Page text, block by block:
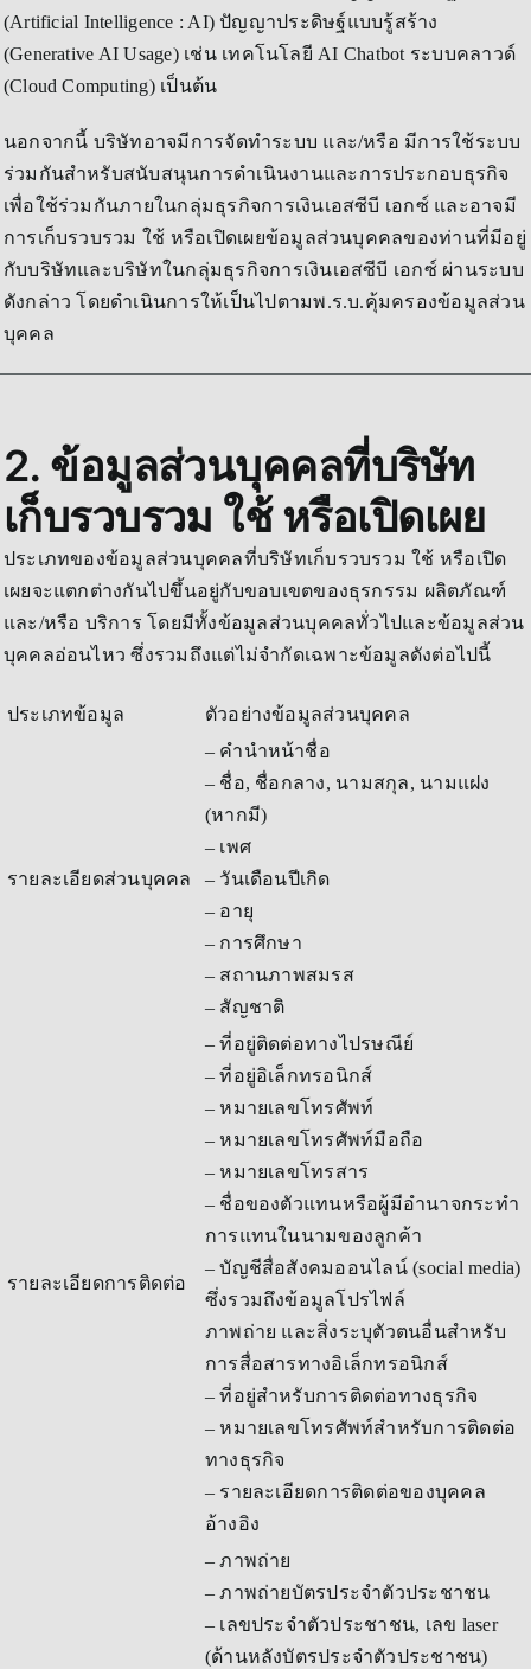
(Artificial Intelligence : AI) ปัญญาประดิษฐ์แบบรู้สร้าง
(Generative AI Usage) เช่น เทคโนโลยี AI Chatbot ระบบคลาวด์
(Cloud Computing) เป็นต้น
นอกจากนี้ บริษัทอาจมีการจัดทำระบบ และ/หรือ มีการใช้ระบบ
ร่วมกันสำหรับสนับสนุนการดำเนินงานและการประกอบธุรกิจ
เพื่อใช้ร่วมกันภายในกลุ่มธุรกิจการเงินเอสซีบี เอกซ์ และอาจมี
การเก็บรวบรวม ใช้ หรือเปิดเผยข้อมูลส่วนบุคคลของท่านที่มีอยู่
กับบริษัทและบริษัทในกลุ่มธุรกิจการเงินเอสซีบี เอกซ์ ผ่านระบบ
ดังกล่าว โดยดำเนินการให้เป็นไปตามพ.ร.บ.คุ้มครองข้อมูลส่วน
บุคคล
2. ข้อมูลส่วนบุคคลที่บริษัท
เก็บรวบรวม ใช้ หรือเปิดเผย
ประเภทของข้อมูลส่วนบุคคลที่บริษัทเก็บรวบรวม ใช้ หรือเปิด
เผยจะแตกต่างกันไปขึ้นอยู่กับขอบเขตของธุรกรรม ผลิตภัณฑ์
และ/หรือ บริการ โดยมีทั้งข้อมูลส่วนบุคคลทั่วไปและข้อมูลส่วน
บุคคลอ่อนไหว ซึ่งรวมถึงแต่ไม่จำกัดเฉพาะข้อมูลดังต่อไปนี้
ประเภทข้อมูล ตัวอย่างข้อมูลส่วนบุคคล
รายละเอียดส่วนบุคคล
– คำนำหน้าชื่อ
– ชื่อ, ชื่อกลาง, นามสกุล, นามแฝง
(หากมี)
– เพศ
– วันเดือนปีเกิด
– อายุ
– การศึกษา
– สถานภาพสมรส
– สัญชาติ
รายละเอียดการติดต่อ
– ที่อยู่ติดต่อทางไปรษณีย์
– ที่อยู่อิเล็กทรอนิกส์
– หมายเลขโทรศัพท์
– หมายเลขโทรศัพท์มือถือ
– หมายเลขโทรสาร
– ชื่อของตัวแทนหรือผู้มีอำนาจกระทำ
การแทนในนามของลูกค้า
– บัญชีสื่อสังคมออนไลน์ (social media)
ซึ่งรวมถึงข้อมูลโปรไฟล์
ภาพถ่าย และสิ่งระบุตัวตนอื่นสำหรับ
การสื่อสารทางอิเล็กทรอนิกส์
– ที่อยู่สำหรับการติดต่อทางธุรกิจ
– หมายเลขโทรศัพท์สำหรับการติดต่อ
ทางธุรกิจ
– รายละเอียดการติดต่อของบุคคล
อ้างอิง
– ภาพถ่าย
– ภาพถ่ายบัตรประจำตัวประชาชน
– เลขประจำตัวประชาชน, เลข laser
(ด้านหลังบัตรประจำตัวประชาชน)